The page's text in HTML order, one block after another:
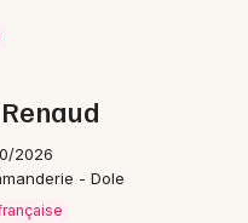
2026
- Dole